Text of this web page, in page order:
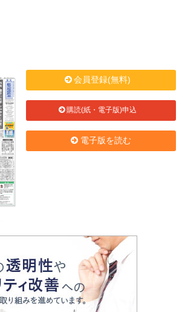
会員登録(無料)
購読(紙・電子版)申込
電子版を読む